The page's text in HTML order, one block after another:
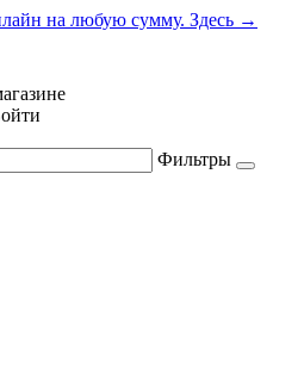
на любую сумму. Здесь →
Фильтры